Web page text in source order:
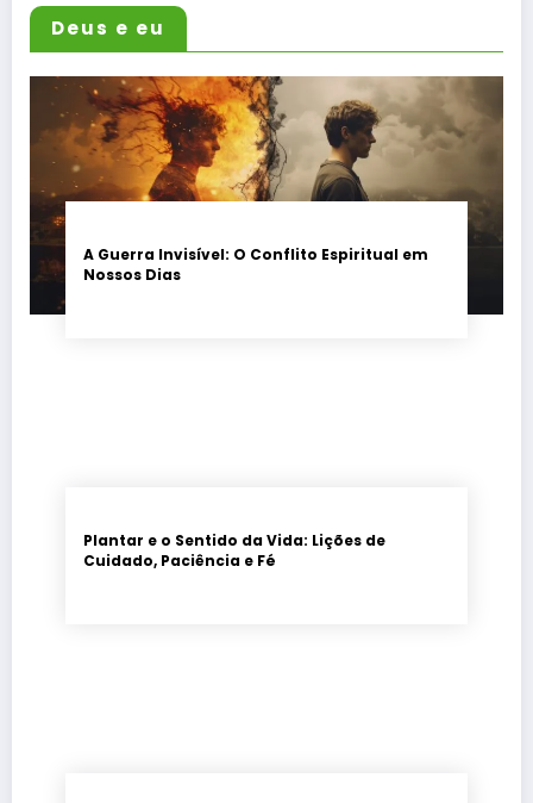
Deus e eu
A Guerra Invisível: O Conflito Espiritual em
Nossos Dias
Plantar e o Sentido da Vida: Lições de
Cuidado, Paciência e Fé